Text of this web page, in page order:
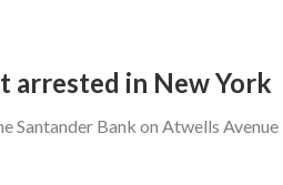
arrested in New York
Bank on Atwells